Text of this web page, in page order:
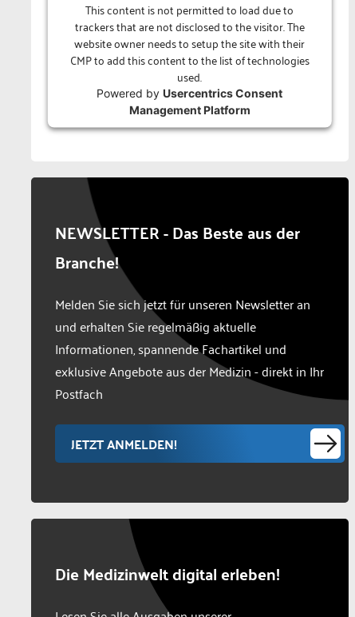
This content is not permitted to load due to
trackers that are not disclosed to the visitor. The
website owner needs to setup the site with their
CMP to add this content to the list of technologies
used.
Powered byUsercentrics Consent
Management Platform
NEWSLETTER - Das Beste aus der
Branche!
Melden Sie sich jetzt für unseren Newsletter an
und erhalten Sie regelmäßig aktuelle
Informationen, spannende Fachartikel und
exklusive Angebote aus der Medizin - direkt in Ihr
Postfach
JETZT ANMELDEN!
Die Medizinwelt digital erleben!